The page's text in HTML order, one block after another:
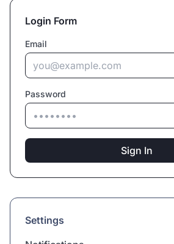
Login Form
Email
Password
Sign In
Settings